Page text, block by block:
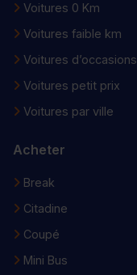
Voitures 0 Km
Voitures faible km
Voitures d’occasions
Voitures petit prix
Voitures par ville
Acheter
Break
Citadine
Coupé
Mini Bus